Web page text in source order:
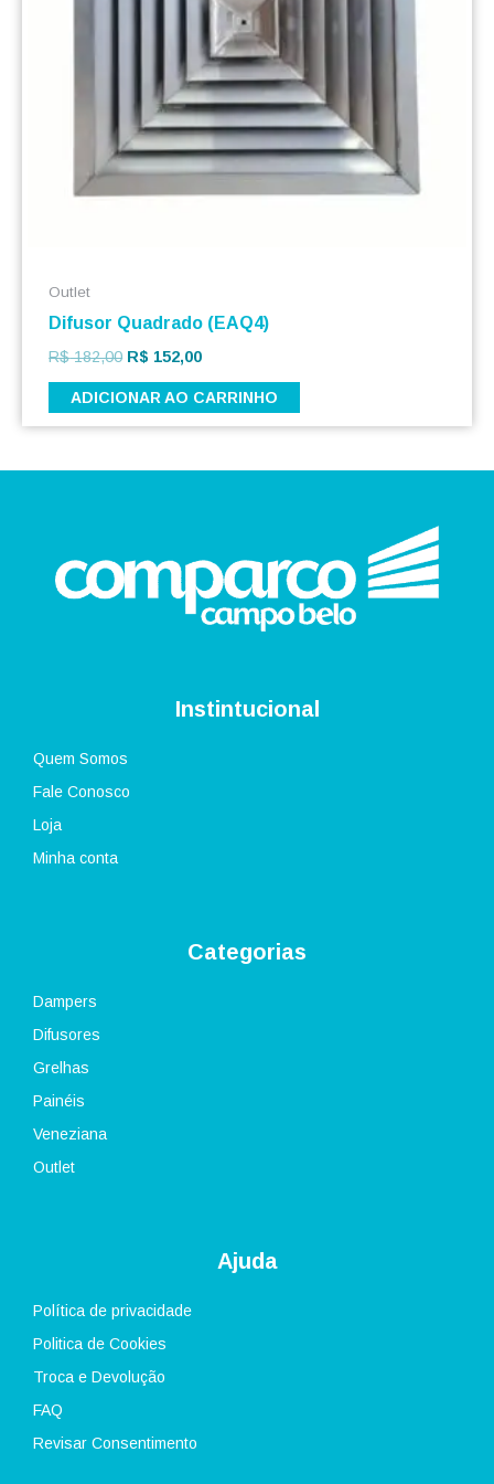
Outlet
Difusor Quadrado (EAQ4)
R$182,00 R$ 152,00
ADICIONAR AO CARRINHO
Instintucional
Quem Somos
Fale Conosco
Loja
Minha conta
Categorias
Dampers
Difusores
Grelhas
Painéis
Veneziana
Outlet
Ajuda
Política de privacidade
Politica de Cookies
Troca e Devolução
FAQ
Revisar Consentimento